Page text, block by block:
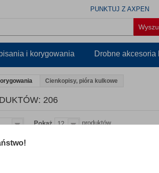
PUNKTUJ Z AXPEN
i korygowania Drobne akcesoria
Cienkopisy, pióra kulkowe
206
Pokaż 12 produktów